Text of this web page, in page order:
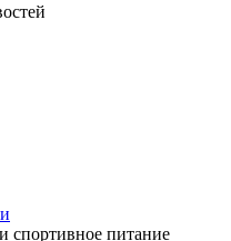
спортивное питание